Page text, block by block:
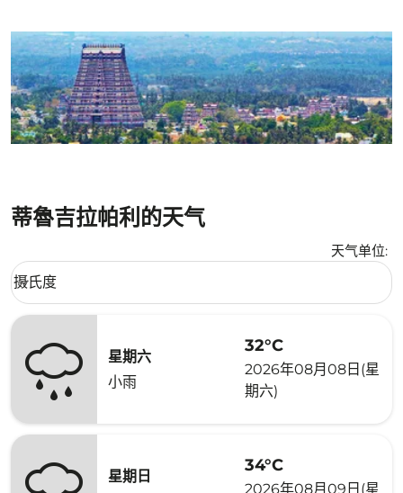
蒂魯吉拉帕利的天气
天气单位:
Weather unit option 摄氏度 Selected
摄氏度
keyboard_arrow_down
星期六
小雨
32°C
2026年08月08日(星
期六)
星期日
34°C
2026年08月09日(星